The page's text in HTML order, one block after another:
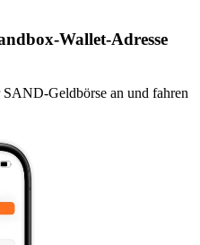
Wallet-Adresse
Geldbörse an und fahren